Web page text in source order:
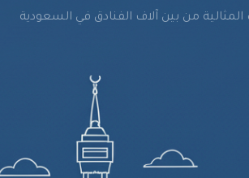
المثالية من بين آلاف الفنادق في السعودية